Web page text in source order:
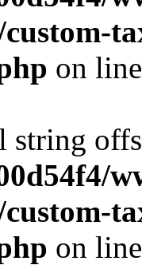
on
string
on